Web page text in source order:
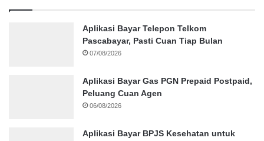
Aplikasi Bayar Telepon Telkom
Pascabayar, Pasti Cuan Tiap Bulan
07/08/2026
Aplikasi Bayar Gas PGN Prepaid Postpaid,
Peluang Cuan Agen
06/08/2026
Aplikasi Bayar BPJS Kesehatan untuk